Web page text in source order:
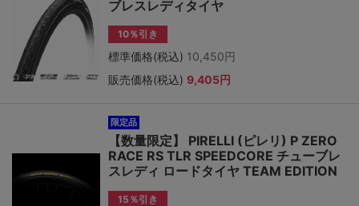
ブレスレディタイヤ
10％引き
標準価格(税込) 10,450円
販売価格(税込) 9,405円
限定品
【数量限定】 PIRELLI (ピレリ) P ZERO
RACE RS TLR SPEEDCORE チューブレ
スレディ ロードタイヤ TEAM EDITION
15％引き